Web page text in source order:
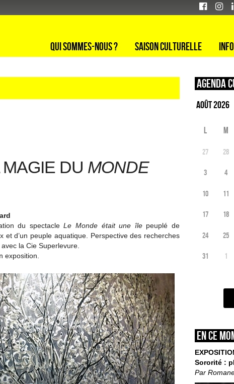
Qui sommes-nous ? Saison culturelle
DU MONDE
du spectacleLe Monde était une îlepeuplé de
et d’un peuple aquatique. Perspective des recherches
la Cie Superlevure.
exposition.
Agenda
L M
27 28
3 4
10 11
17 18
24 25
31 1
En ce
Sororité :
Par